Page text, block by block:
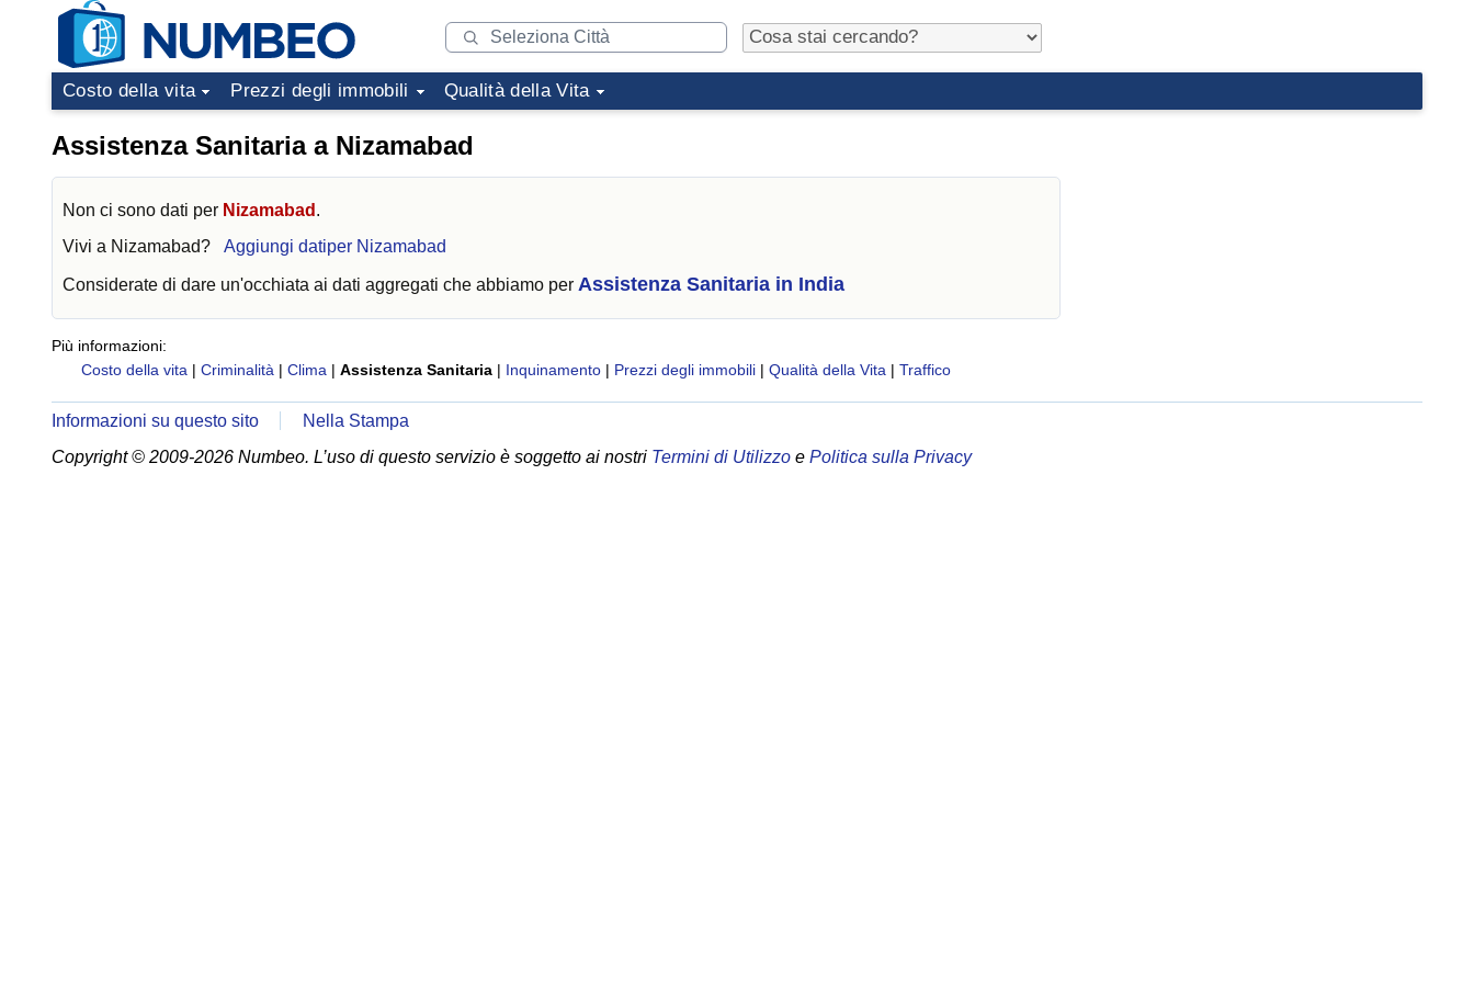
Costo della vita Prezzi degli immobili Qualità della Vita
Assistenza Sanitaria a Nizamabad
Non ci sono dati per Nizamabad .
Vivi a Nizamabad? Aggiungi datiper Nizamabad
Considerate di dare un'occhiata ai dati aggregati che abbiamo per Assistenza Sanitaria in India
Più informazioni:
Costo della vita | Criminalità | Clima | Assistenza Sanitaria | Inquinamento | Prezzi degli immobili | Qualità della Vita | Traffico
Informazioni su questo sito
Nella Stampa
Copyright © 2009-2026 Numbeo. L’uso di questo servizio è soggetto ai nostri Termini di Utilizzo e Politica sulla Privacy